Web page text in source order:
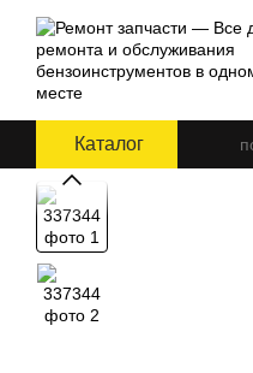
Перейти к основному контенту
Каталог